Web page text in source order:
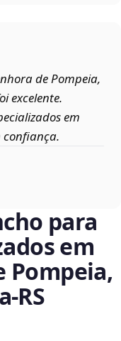
de Pompeia,
excelente.
em
confiança.
para
em
Pompeia,